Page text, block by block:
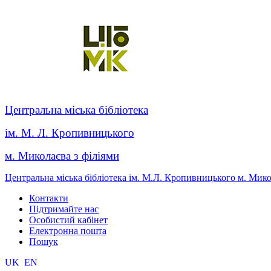
Центральна міська бібліотека
ім. М. Л. Кропивницького
м. Миколаєва з філіями
Центральна міська бібліотека ім. М.Л. Кропивницького м.
Контакти
Підтримайте нас
Особистий кабінет
Електронна пошта
Пошук
UK EN